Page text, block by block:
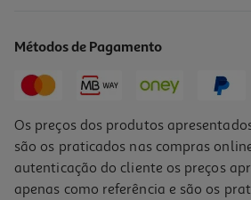
19,45 € PVP de editor
Métodos de Pagamento
Os preços dos produtos
são os praticados nas compras
autenticação do cliente os preços
apenas como referência e são os